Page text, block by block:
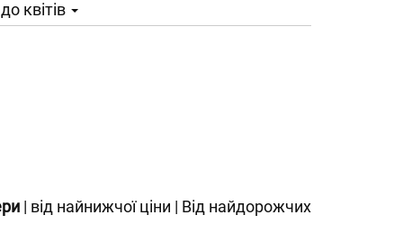
квітів
| від найнижчої ціни | Від найдорожчих